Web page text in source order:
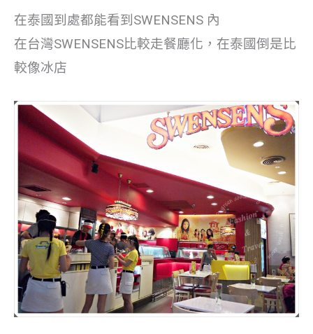
在泰國到處都能看到SWENSENS 內
在台灣SWENSENS比較走餐廳化，在泰國倒是比
較像冰店